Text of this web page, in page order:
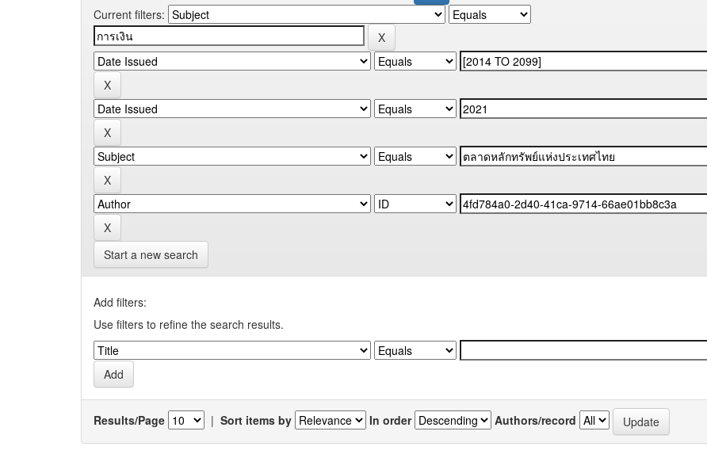
Current filters:
Start a new search
Add filters:
Use filters to refine the search results.
Results/Page | Sort items by In order Authors/record